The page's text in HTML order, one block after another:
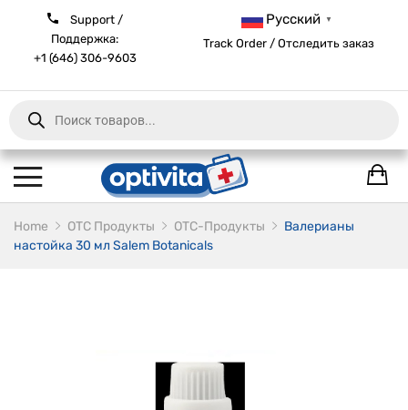
Support /
Поддержка:
+1 (646) 306-9603
Русский ▼
Track Order / Отследить заказ
Products
search
Home ОТС Продукты OTC-Продукты
Валерианы
настойка 30 мл Salem Botanicals